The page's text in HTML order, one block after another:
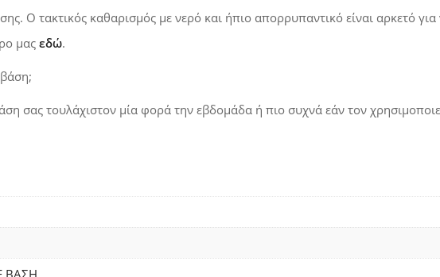
Ο τακτικός καθαρισμός με νερό και ήπιο απορρυπαντικό είναι αρκετό
μας εδώ.
σας τουλάχιστον μία φορά την εβδομάδα ή πιο συχνά εάν τον
ΒΑΣΗ